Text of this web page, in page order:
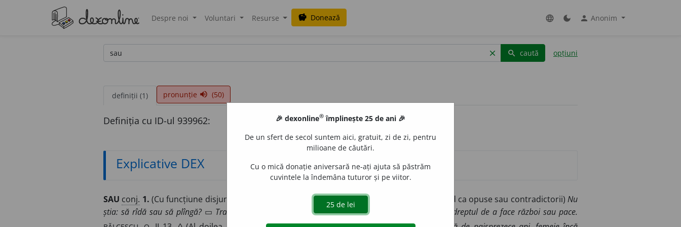
Despre noi Voluntari Resurse savings Donează language dark_mode person Anonim
clear search caută opțiuni
definiții (1) pronunție volume_up (50)
Definiția cu ID-ul 939962:
Explicative DEX
SAU conj. 1. (Cu funcțiune disjunctivă) Ori, fie. (Leagă noțiuni sau propoziții care se exclud ca opuse sau contradictorii)Nu
știa: să rîdă sau să plîngă? ▭ Tractatul ce el încheie cu Baiazet la 1393 asigurează romînilor... dreptul de a face război sau pace.
🎉 dexonline® împlinește 25 de ani 🎉
De un sfert de secol suntem aici, gratuit, zi de zi, pentru
milioane de căutări.
Cu o mică donație aniversară ne-ați ajuta să păstrăm
cuvintele la îndemâna tuturor și pe viitor.